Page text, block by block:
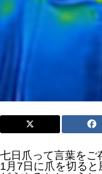
七日爪って言葉をご
1月7日に爪を切る